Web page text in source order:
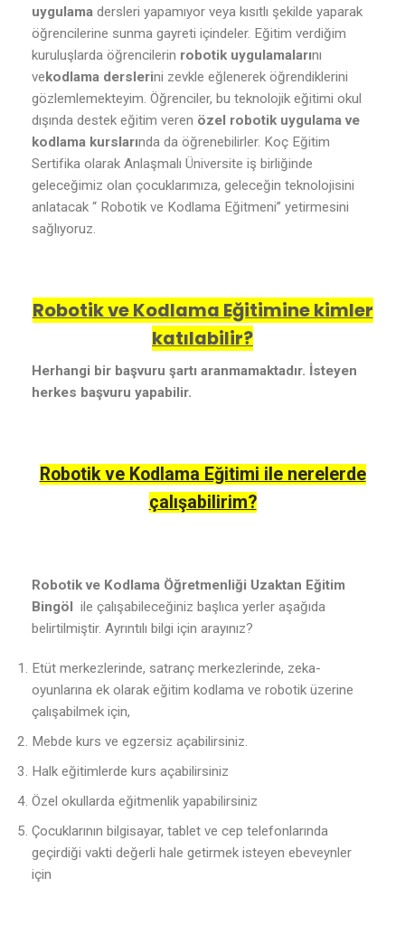
uygulama dersleri yapamıyor veya kısıtlı şekilde yaparak
öğrencilerine sunma gayreti içindeler. Eğitim verdiğim
kuruluşlarda öğrencilerin robotik uygulamalarını
vekodlama derslerini zevkle eğlenerek öğrendiklerini
gözlemlemekteyim. Öğrenciler, bu teknolojik eğitimi okul
dışında destek eğitim veren özel robotik uygulama ve
kodlama kurslarında da öğrenebilirler. Koç Eğitim
Sertifika olarak Anlaşmalı Üniversite iş birliğinde
geleceğimiz olan çocuklarımıza, geleceğin teknolojisini
anlatacak “ Robotik ve Kodlama Eğitmeni” yetirmesini
sağlıyoruz.
Robotik ve Kodlama Eğitimine kimler
katılabilir?
Herhangi bir başvuru şartı aranmamaktadır. İsteyen
herkes başvuru yapabilir.
Robotik ve Kodlama Eğitimi ile nerelerde
çalışabilirim?
Robotik ve Kodlama Öğretmenliği Uzaktan Eğitim
Bingöl ile çalışabileceğiniz başlıca yerler aşağıda
belirtilmiştir. Ayrıntılı bilgi için arayınız?
Etüt merkezlerinde, satranç merkezlerinde, zeka-
oyunlarına ek olarak eğitim kodlama ve robotik üzerine
çalışabilmek için,
Mebde kurs ve egzersiz açabilirsiniz.
Halk eğitimlerde kurs açabilirsiniz
Özel okullarda eğitmenlik yapabilirsiniz
Çocuklarının bilgisayar, tablet ve cep telefonlarında
geçirdiği vakti değerli hale getirmek isteyen ebeveynler
için